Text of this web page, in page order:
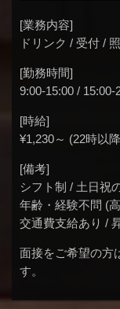
[業務内容]
ドリンク / 受付 /
[勤務時間]
9:00-15:00 / 15:00-
[時給]
¥1,230～ (22時以
[備考]
シフト制 / 土日祝
年齢・経験不問 (
交通費支給あり /
面接をご希望の方
す。